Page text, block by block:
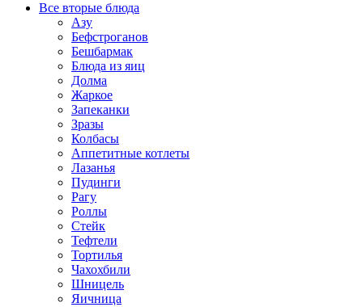
Все вторые блюда
Азу
Бефстроганов
Бешбармак
Блюда из яиц
Долма
Жаркое
Запеканки
Зразы
Колбасы
Аппетитные котлеты
Лазанья
Пудинги
Рагу
Роллы
Стейк
Тефтели
Тортилья
Чахохбили
Шницель
Яичница